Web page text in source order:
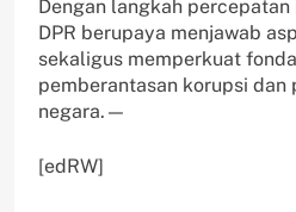
Dengan langkah
DPR berupaya menjawab
sekaligus memperkuat
pemberantasan korupsi dan
negara.—
[edRW]